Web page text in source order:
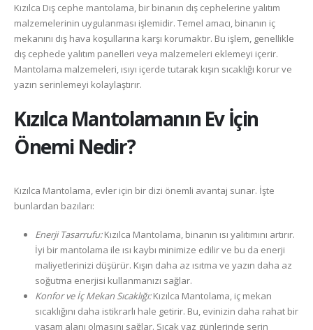
Kızılca Dış cephe mantolama, bir binanın dış cephelerine yalıtım
malzemelerinin uygulanması işlemidir. Temel amacı, binanın iç
mekanını dış hava koşullarına karşı korumaktır. Bu işlem, genellikle
dış cephede yalıtım panelleri veya malzemeleri eklemeyi içerir.
Mantolama malzemeleri, ısıyı içerde tutarak kışın sıcaklığı korur ve
yazın serinlemeyi kolaylaştırır.
KızılcaMantolamanın Ev İçin
Önemi Nedir?
Kızılca Mantolama, evler için bir dizi önemli avantaj sunar. İşte
bunlardan bazıları:
Enerji Tasarrufu:Kızılca Mantolama, binanın ısı yalıtımını artırır.
İyi bir mantolama ile ısı kaybı minimize edilir ve bu da enerji
maliyetlerinizi düşürür. Kışın daha az ısıtma ve yazın daha az
soğutma enerjisi kullanmanızı sağlar.
Konfor ve İç Mekan Sıcaklığı:Kızılca Mantolama, iç mekan
sıcaklığını daha istikrarlı hale getirir. Bu, evinizin daha rahat bir
yaşam alanı olmasını sağlar. Sıcak yaz günlerinde serin